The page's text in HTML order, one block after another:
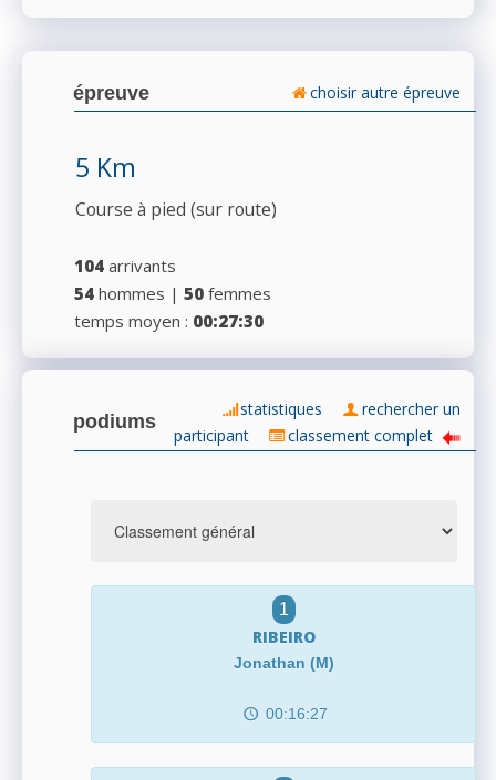
épreuve choisir autre épreuve
5 Km
Course à pied (sur route)
104 arrivants
54 hommes | 50 femmes
temps moyen : 00:27:30
podiums
statistiques
rechercher un
participant
classement complet
1
RIBEIRO
Jonathan (M)
00:16:27